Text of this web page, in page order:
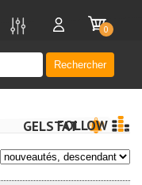
Rechercher
0
GELSTATFOLLOW